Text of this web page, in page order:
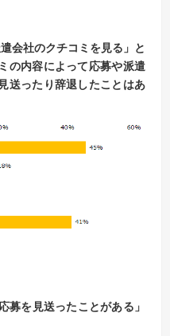
会社のクチコミを見る」と
の内容によって応募や派遣
見送ったり辞退したこと はあ
募を見送ったことがある」